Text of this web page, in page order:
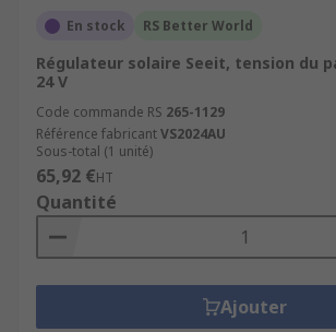
En stock RS Better World
Régulateur solaire Seeit, tension du
24 V
Code commande RS 265-1129
Référence fabricantVS2024AU
Sous-total (1 unité)
65,92 €HT
Quantité
Ajouter